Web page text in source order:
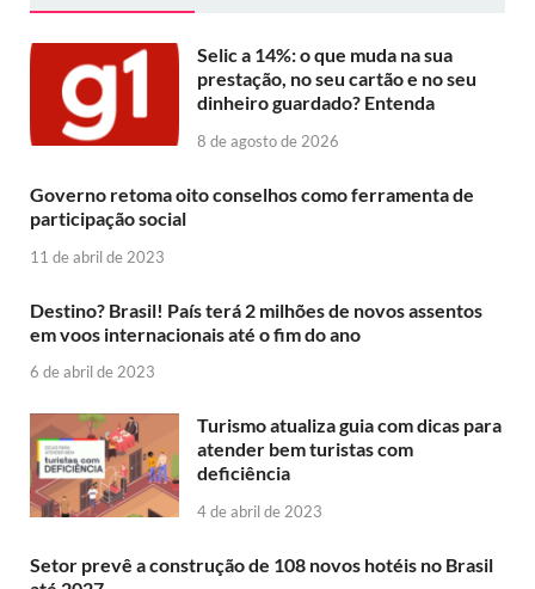
Selic a 14%: o que muda na sua
prestação, no seu cartão e no seu
dinheiro guardado? Entenda
8 de agosto de 2026
Governo retoma oito conselhos como ferramenta de
participação social
11 de abril de 2023
Destino? Brasil! País terá 2 milhões de novos assentos
em voos internacionais até o fim do ano
6 de abril de 2023
Turismo atualiza guia com dicas para
atender bem turistas com
deficiência
4 de abril de 2023
Setor prevê a construção de 108 novos hotéis no Brasil